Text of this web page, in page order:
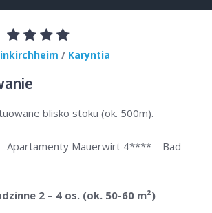
/ Karyntia
blisko stoku (ok. 500m).
Apartamenty Mauerwirt 4**** – Bad
2 – 4 os. (ok. 50-60 m²)